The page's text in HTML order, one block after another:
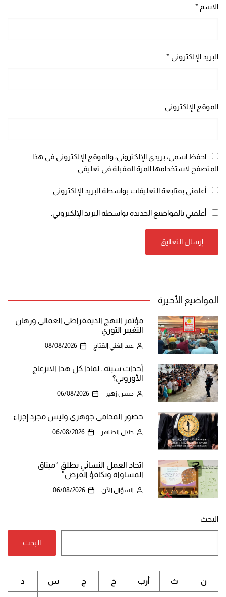
الاسم *
البريد الإلكتروني *
الموقع الإلكتروني
احفظ اسمي، بريدي الإلكتروني، والموقع الإلكتروني في هذا
المتصفح لاستخدامها المرة المقبلة في تعليقي.
أعلمني بمتابعة التعليقات بواسطة البريد الإلكتروني.
أعلمني بالمواضيع الجديدة بواسطة البريد الإلكتروني.
المواضيع الأخيرة
مؤتمر النهج الديمقراطي العمالي ورهان
التغيير الثوري
عبد الغني القبّاج 08/08/2026
أحداث سبتة.. لماذا كل هذا الانزعاج
الأوروبي؟
حسن زهير 06/08/2026
حضور المحامي جوهري وليس مجرد إجراء
جلال الطاهر 06/08/2026
اتحاد العمل النسائي يطلق “ميثاق
المساواة وتكافؤ الفرص”
السؤال الآن 06/08/2026
البحث
البحث
ن ث أرب خ ج س د